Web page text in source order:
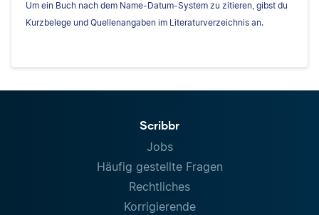
Um ein Buch nach dem Name-Datum-System zu zitieren, gibst du
Kurzbelege und Quellenangaben im Literaturverzeichnis an.
Scribbr
Jobs
Häufig gestellte Fragen
Rechtliches
Korrigierende